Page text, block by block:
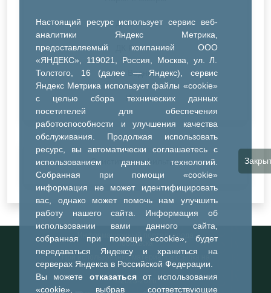
Настоящий ресурс использует сервис веб-
аналитики Яндекс Метрика,
предоставляемый компанией ООО
«ЯНДЕКС», 119021, Россия, Москва, ул. Л.
Толстого, 16 (далее — Яндекс), сервис
Яндекс Метрика использует файлы «cookie»
с целью сбора технических данных
посетителей для обеспечения
работоспособности и улучшения качества
обслуживания. Продолжая использовать
ресурс, вы автоматически соглашаетесь с
использованием данных технологий.
Собранная при помощи «cookie»
информация не может идентифицировать
вас, однако может помочь нам улучшить
работу нашего сайта. Информация об
использовании вами данного сайта,
собранная при помощи «cookie», будет
передаваться Яндексу и храниться на
серверах Яндекса в Российской Федерации.
Вы можете отказатьсяот использования
«cookie», выбрав соответствующие
ДК Синтез
ДК Речник
ДК Водник
Иное
Очистить все фильтры
Информационный портал города
Тобольска
При использовании материалов ссылка на
портал обязательна
©2023-2026